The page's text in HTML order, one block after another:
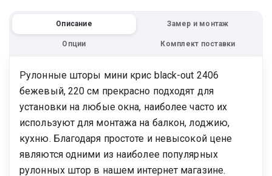
Описание Замер и монтаж
Опции Комплект поставки
Рулонные шторы мини крис black-out 2406
бежевый, 220 см прекрасно подходят для
установки на любые окна, наиболее часто их
используют для монтажа на балкон, лоджию,
кухню. Благодаря простоте и невысокой цене
являются одними из наиболее популярных
рулонных штор в нашем интернет магазине.